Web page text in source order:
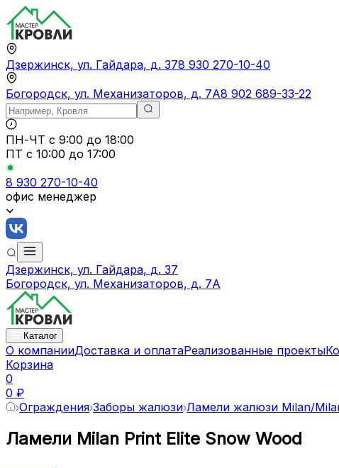
Дзержинск, ул. Гайдара, д. 378 930 270-10-40
Богородск, ул. Механизаторов, д. 7А8 902 689-33-22
ПН-ЧТ с 9:00 до 18:00
ПТ с 10:00 до 17:00
8 930 270-10-40
офис менеджер
Дзержинск, ул. Гайдара, д. 37
Богородск, ул. Механизаторов, д. 7А
Каталог
О компанииДоставка и оплатаРеализованные проекты
Корзина
0
0 ₽
Ограждения Заборы жалюзи Ламели жалюзи Milan/
Ламели Milan Print Elite Snow Wood